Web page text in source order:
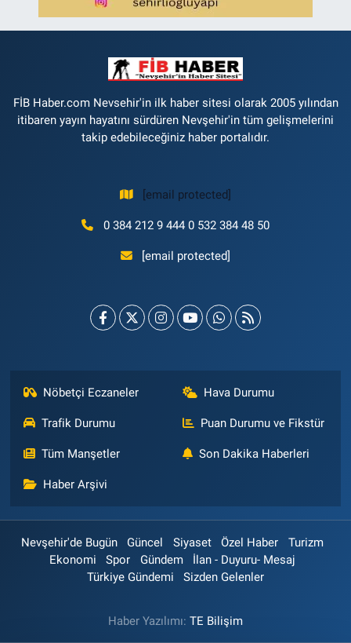
FİB Haber.com Nevsehir'in ilk haber sitesi olarak 2005 yılından
itibaren yayın hayatını sürdüren Nevşehir'in tüm gelişmelerini
takip edebileceğiniz haber portalıdır.
[email protected]
0 384 212 9 444 0 532 384 48 50
[email protected]
Nöbetçi Eczaneler Hava Durumu
Trafik Durumu Puan Durumu ve Fikstür
Tüm Manşetler Son Dakika Haberleri
Haber Arşivi
Nevşehir'de Bugün Güncel Siyaset Özel Haber
Turizm
Ekonomi
Spor Gündem
İlan - Duyuru- Mesaj
Türkiye Gündemi
Sizden Gelenler
Haber Yazılımı: TE Bilişim